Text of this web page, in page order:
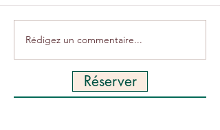
Rédigez un commentaire...
Réserver